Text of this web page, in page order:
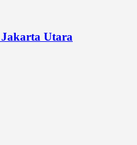
Utara